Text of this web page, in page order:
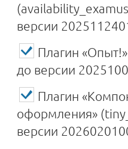
версии
Плагин
до версии
Плагин
оформления»
версии